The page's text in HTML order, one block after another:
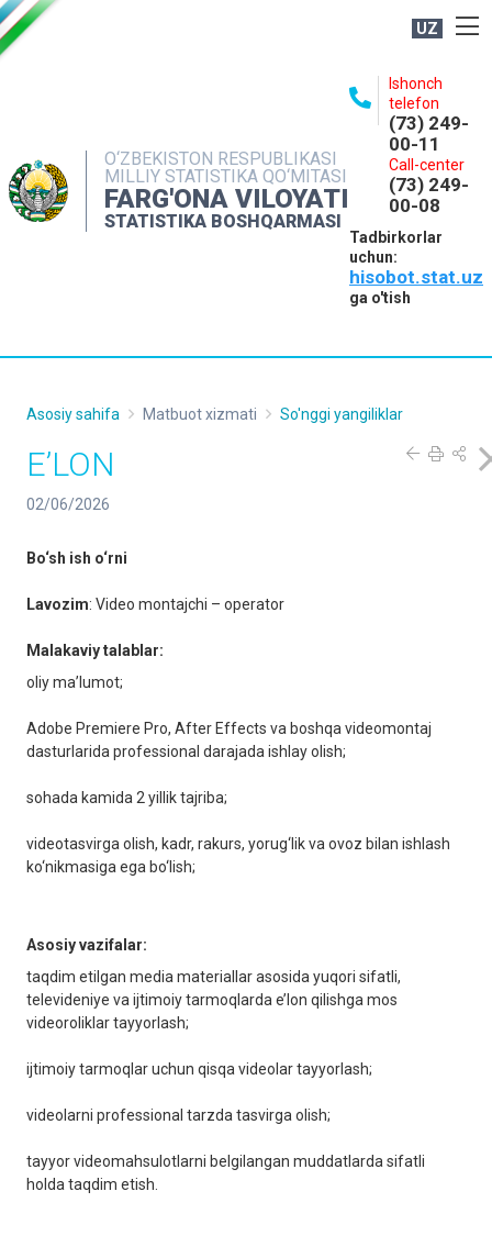
UZ
O‘ZBEKISTON RESPUBLIKASI
MILLIY STATISTIKA QO‘MITASI
FARG'ONA VILOYATI
STATISTIKA BOSHQARMASI
Ishonch
telefon
(73) 249-
00-11
Call-center
(73) 249-
00-08
Tadbirkorlar
uchun:
hisobot.stat.uz
ga o'tish
NASHRLAR
INTERAKTIV XIZMATLAR
MATBUOT XIZMATI
Asosiy sahifa Matbuot xizmati So'nggi yangiliklar
E’LON
02/06/2026
Bo‘sh ish o‘rni
Lavozim: Video montajchi – operator
Malakaviy talablar:
oliy ma’lumot;
Adobe Premiere Pro, After Effects va boshqa videomontaj
dasturlarida professional darajada ishlay olish;
sohada kamida 2 yillik tajriba;
videotasvirga olish, kadr, rakurs, yorug‘lik va ovoz bilan ishlash
ko‘nikmasiga ega bo‘lish;
Asosiy vazifalar:
taqdim etilgan media materiallar asosida yuqori sifatli,
televideniye va ijtimoiy tarmoqlarda e’lon qilishga mos
videoroliklar tayyorlash;
ijtimoiy tarmoqlar uchun qisqa videolar tayyorlash;
videolarni professional tarzda tasvirga olish;
tayyor videomahsulotlarni belgilangan muddatlarda sifatli
holda taqdim etish.